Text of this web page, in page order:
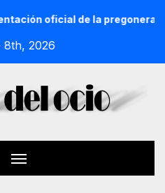
oficial de la pregonera y
8th, 2026